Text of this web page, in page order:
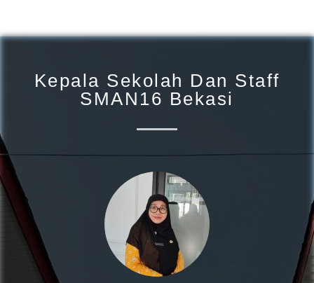
Kepala Sekolah Dan Staff
SMAN16 Bekasi